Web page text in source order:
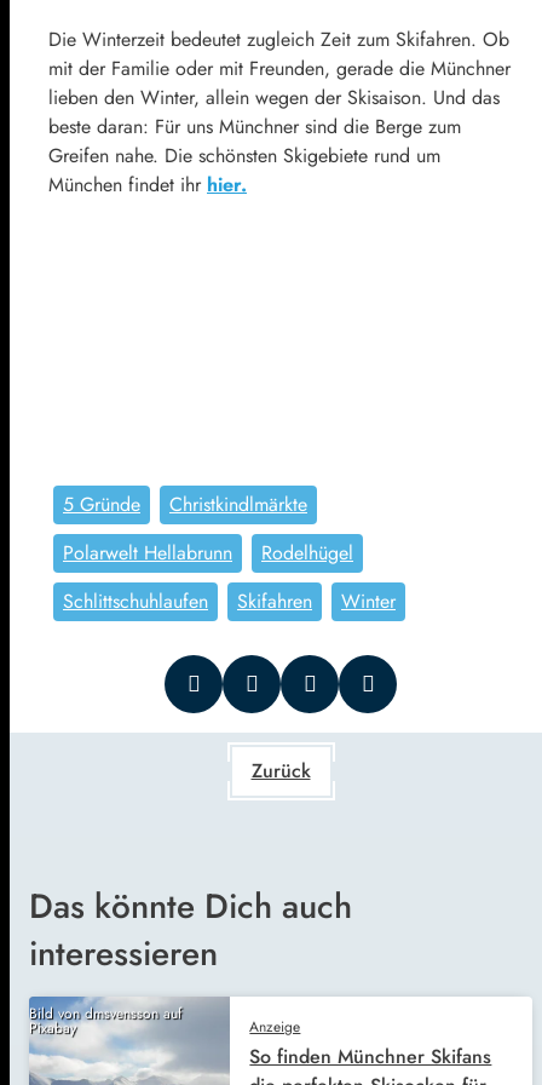
Die Winterzeit bedeutet zugleich Zeit zum Skifahren. Ob
mit der Familie oder mit Freunden, gerade die Münchner
lieben den Winter, allein wegen der Skisaison. Und das
beste daran: Für uns Münchner sind die Berge zum
Greifen nahe. Die schönsten Skigebiete rund um
München findet ihr hier.
5 Gründe
Christkindlmärkte
Polarwelt Hellabrunn
Rodelhügel
Schlittschuhlaufen
Skifahren Winter
Zurück
Das könnte Dich auch
interessieren
Bild von dmsvensson auf
Pixabay Anzeige
So finden Münchner Skifans